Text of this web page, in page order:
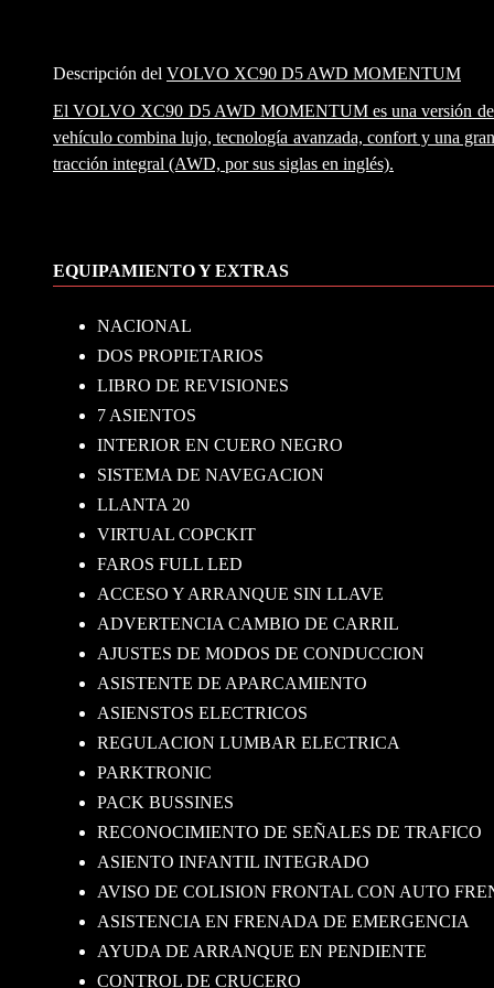
Descripción del VOLVO XC90 D5 AWD MOMENTUM
El VOLVO XC90 D5 AWD MOMENTUM es una versión de
vehículo combina lujo, tecnología avanzada, confort y una
tracción integral (AWD, por sus siglas en inglés).
EQUIPAMIENTO Y EXTRAS
NACIONAL
DOS PROPIETARIOS
LIBRO DE REVISIONES
7 ASIENTOS
INTERIOR EN CUERO NEGRO
SISTEMA DE NAVEGACION
LLANTA 20
VIRTUAL COPCKIT
FAROS FULL LED
ACCESO Y ARRANQUE SIN LLAVE
ADVERTENCIA CAMBIO DE CARRIL
AJUSTES DE MODOS DE CONDUCCION
ASISTENTE DE APARCAMIENTO
ASIENSTOS ELECTRICOS
REGULACION LUMBAR ELECTRICA
PARKTRONIC
PACK BUSSINES
RECONOCIMIENTO DE SEÑALES DE TRAFICO
ASIENTO INFANTIL INTEGRADO
AVISO DE COLISION FRONTAL CON AUTO
ASISTENCIA EN FRENADA DE EMERGENCIA
AYUDA DE ARRANQUE EN PENDIENTE
CONTROL DE CRUCERO